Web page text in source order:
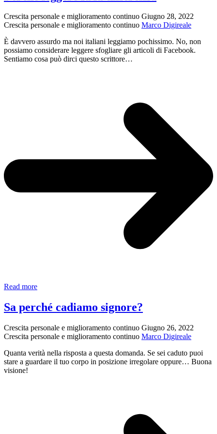
imbecilli):
“Nana,
fai
schifo,
non
Crescita personale e miglioramento continuo Giugno 28, 2022
Crescita personale e miglioramento continuo Marco Digireale
È davvero assurdo ma noi italiani leggiamo pochissimo. No, non
possiamo considerare leggere sfogliare gli articoli di Facebook.
Sentiamo cosa può dirci questo scrittore…
Read morePerché
fa
la
Sa perché cadiamo signore?
Crescita personale e miglioramento continuo Giugno 26, 2022
Crescita personale e miglioramento continuo Marco Digireale
Quanta verità nella risposta a questa domanda. Se sei caduto puoi
stare a guardare il tuo corpo in posizione irregolare oppure… Buona
visione!